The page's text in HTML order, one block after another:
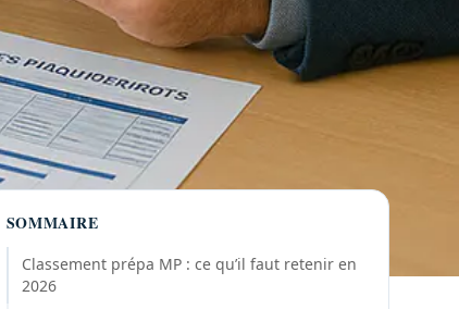
SOMMAIRE
Classement prépa MP : ce qu’il faut retenir en
2026